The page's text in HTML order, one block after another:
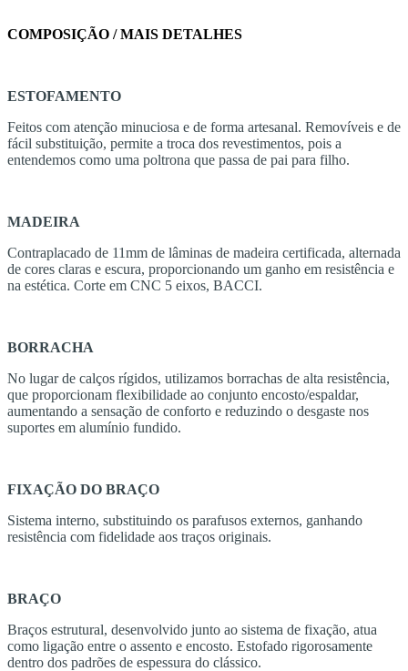
COMPOSIÇÃO / MAIS DETALHES
ESTOFAMENTO
Feitos com atenção minuciosa e de forma artesanal. Removíveis e de
fácil substituição, permite a troca dos revestimentos, pois a
entendemos como uma poltrona que passa de pai para filho.
MADEIRA
Contraplacado de 11mm de lâminas de madeira certificada, alternada
de cores claras e escura, proporcionando um ganho em resistência e
na estética. Corte em CNC 5 eixos, BACCI.
BORRACHA
No lugar de calços rígidos, utilizamos borrachas de alta resistência,
que proporcionam flexibilidade ao conjunto encosto/espaldar,
aumentando a sensação de conforto e reduzindo o desgaste nos
suportes em alumínio fundido.
FIXAÇÃO DO BRAÇO
Sistema interno, substituindo os parafusos externos, ganhando
resistência com fidelidade aos traços originais.
BRAÇO
Braços estrutural, desenvolvido junto ao sistema de fixação, atua
como ligação entre o assento e encosto. Estofado rigorosamente
dentro dos padrões de espessura do clássico.